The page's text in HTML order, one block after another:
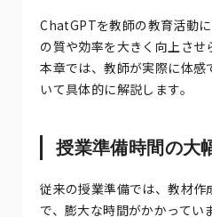
ChatGPTを教師の教育活動
の質や効率を大きく向上させ
本章では、教師が実際に体
いて具体的に解説します。
授業準備時間の大
従来の授業準備では、教材作
で、膨大な時間がかかってい